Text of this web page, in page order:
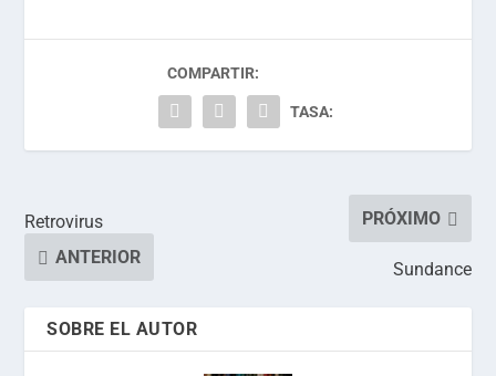
COMPARTIR:
TASA:
Retrovirus
ANTERIOR
PRÓXIMO
Sundance
SOBRE EL AUTOR